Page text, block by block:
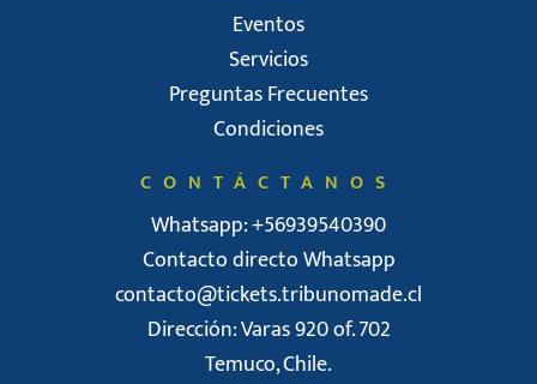
Eventos
Servicios
Preguntas Frecuentes
Condiciones
CONTÁCTANOS
Whatsapp: +56939540390
Contacto directo Whatsapp
contacto@tickets.tribunomade.cl
Dirección: Varas 920 of. 702
Temuco, Chile.